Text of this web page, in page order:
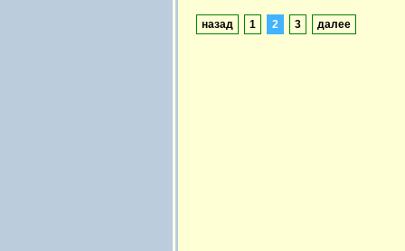
назад 1 2 3 далее